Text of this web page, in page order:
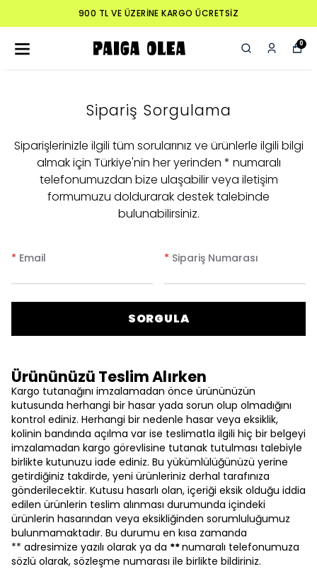
900 TL VE ÜZERİNE KARGO ÜCRETSİZ
0
Sipariş Sorgulama
Siparişlerinizle ilgili tüm sorularınız ve ürünlerle ilgili bilgi
almak için Türkiye'nin her yerinden * numaralı
telefonumuzdan bize ulaşabilir veya iletişim
formumuzu doldurarak destek talebinde
bulunabilirsiniz.
* Email * Sipariş Numarası
SORGULA
Ürününüzü Teslim Alırken
Kargo tutanağını imzalamadan önce ürününüzün
kutusunda herhangi bir hasar yada sorun olup olmadığını
kontrol ediniz. Herhangi bir nedenle hasar veya eksiklik,
kolinin bandında açılma var ise teslimatla ilgili hiç bir belgeyi
imzalamadan kargo görevlisine tutanak tutulması talebiyle
birlikte kutunuzu iade ediniz. Bu yükümlülüğünüzü yerine
getirdiğiniz takdirde, yeni ürünleriniz derhal tarafınıza
gönderilecektir. Kutusu hasarlı olan, içeriği eksik olduğu iddia
edilen ürünlerin teslim alınması durumunda içindeki
ürünlerin hasarından veya eksikliğinden sorumluluğumuz
bulunmamaktadır. Bu durumu en kısa zamanda
** adresimize yazılı olarak ya da **numaralı telefonumuza
sözlü olarak, sözleşme numarası ile birlikte bildiriniz.